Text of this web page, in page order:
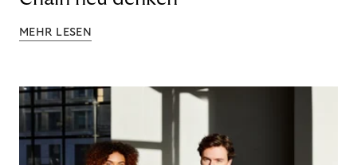
MEHR LESEN